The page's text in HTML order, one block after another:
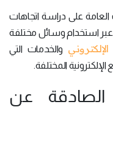
العامة على دراسة اتجاهات
استخدام وسائل مختلفة
الإلكتروني والخدمات التي
المختلفة.
الصادقة عن